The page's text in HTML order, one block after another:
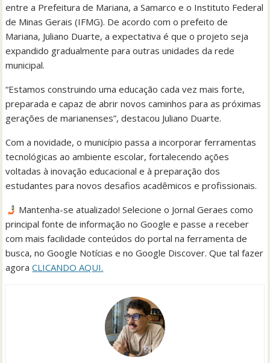
entre a Prefeitura de Mariana, a Samarco e o Instituto Federal
de Minas Gerais (IFMG). De acordo com o prefeito de
Mariana, Juliano Duarte, a expectativa é que o projeto seja
expandido gradualmente para outras unidades da rede
municipal.
“Estamos construindo uma educação cada vez mais forte,
preparada e capaz de abrir novos caminhos para as próximas
gerações de marianenses”, destacou Juliano Duarte.
Com a novidade, o município passa a incorporar ferramentas
tecnológicas ao ambiente escolar, fortalecendo ações
voltadas à inovação educacional e à preparação dos
estudantes para novos desafios acadêmicos e profissionais.
Mantenha-se atualizado! Selecione o Jornal Geraes como
principal fonte de informação no Google e passe a receber
com mais facilidade conteúdos do portal na ferramenta de
busca, no Google Notícias e no Google Discover. Que tal fazer
agoraCLICANDO AQUI.